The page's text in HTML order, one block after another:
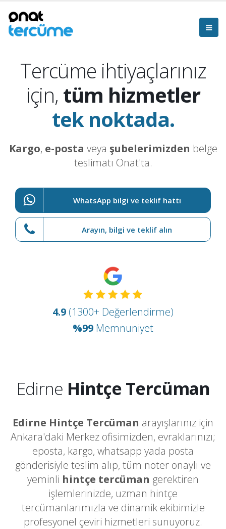
Tercüme ihtiyaçlarınız
için, tüm hizmetler
tek noktada.
Kargo, e-posta veya şubelerimizden belge
teslimatı Onat'ta.
WhatsApp bilgi ve teklif hattı
Arayın, bilgi ve teklif alın
4.9 (1300+ Değerlendirme)
%99 Memnuniyet
Edirne Hintçe Tercüman
Edirne Hintçe Tercüman arayışlarınız için
Ankara'daki Merkez ofisimizden, evraklarınızı;
eposta, kargo, whatsapp yada posta
gönderisiyle teslim alıp, tüm noter onaylı ve
yeminli hintçe tercüman gerektiren
işlemlerinizde, uzman hintçe
tercümanlarımızla ve dinamik ekibimizle
profesyonel çeviri hizmetleri sunuyoruz.